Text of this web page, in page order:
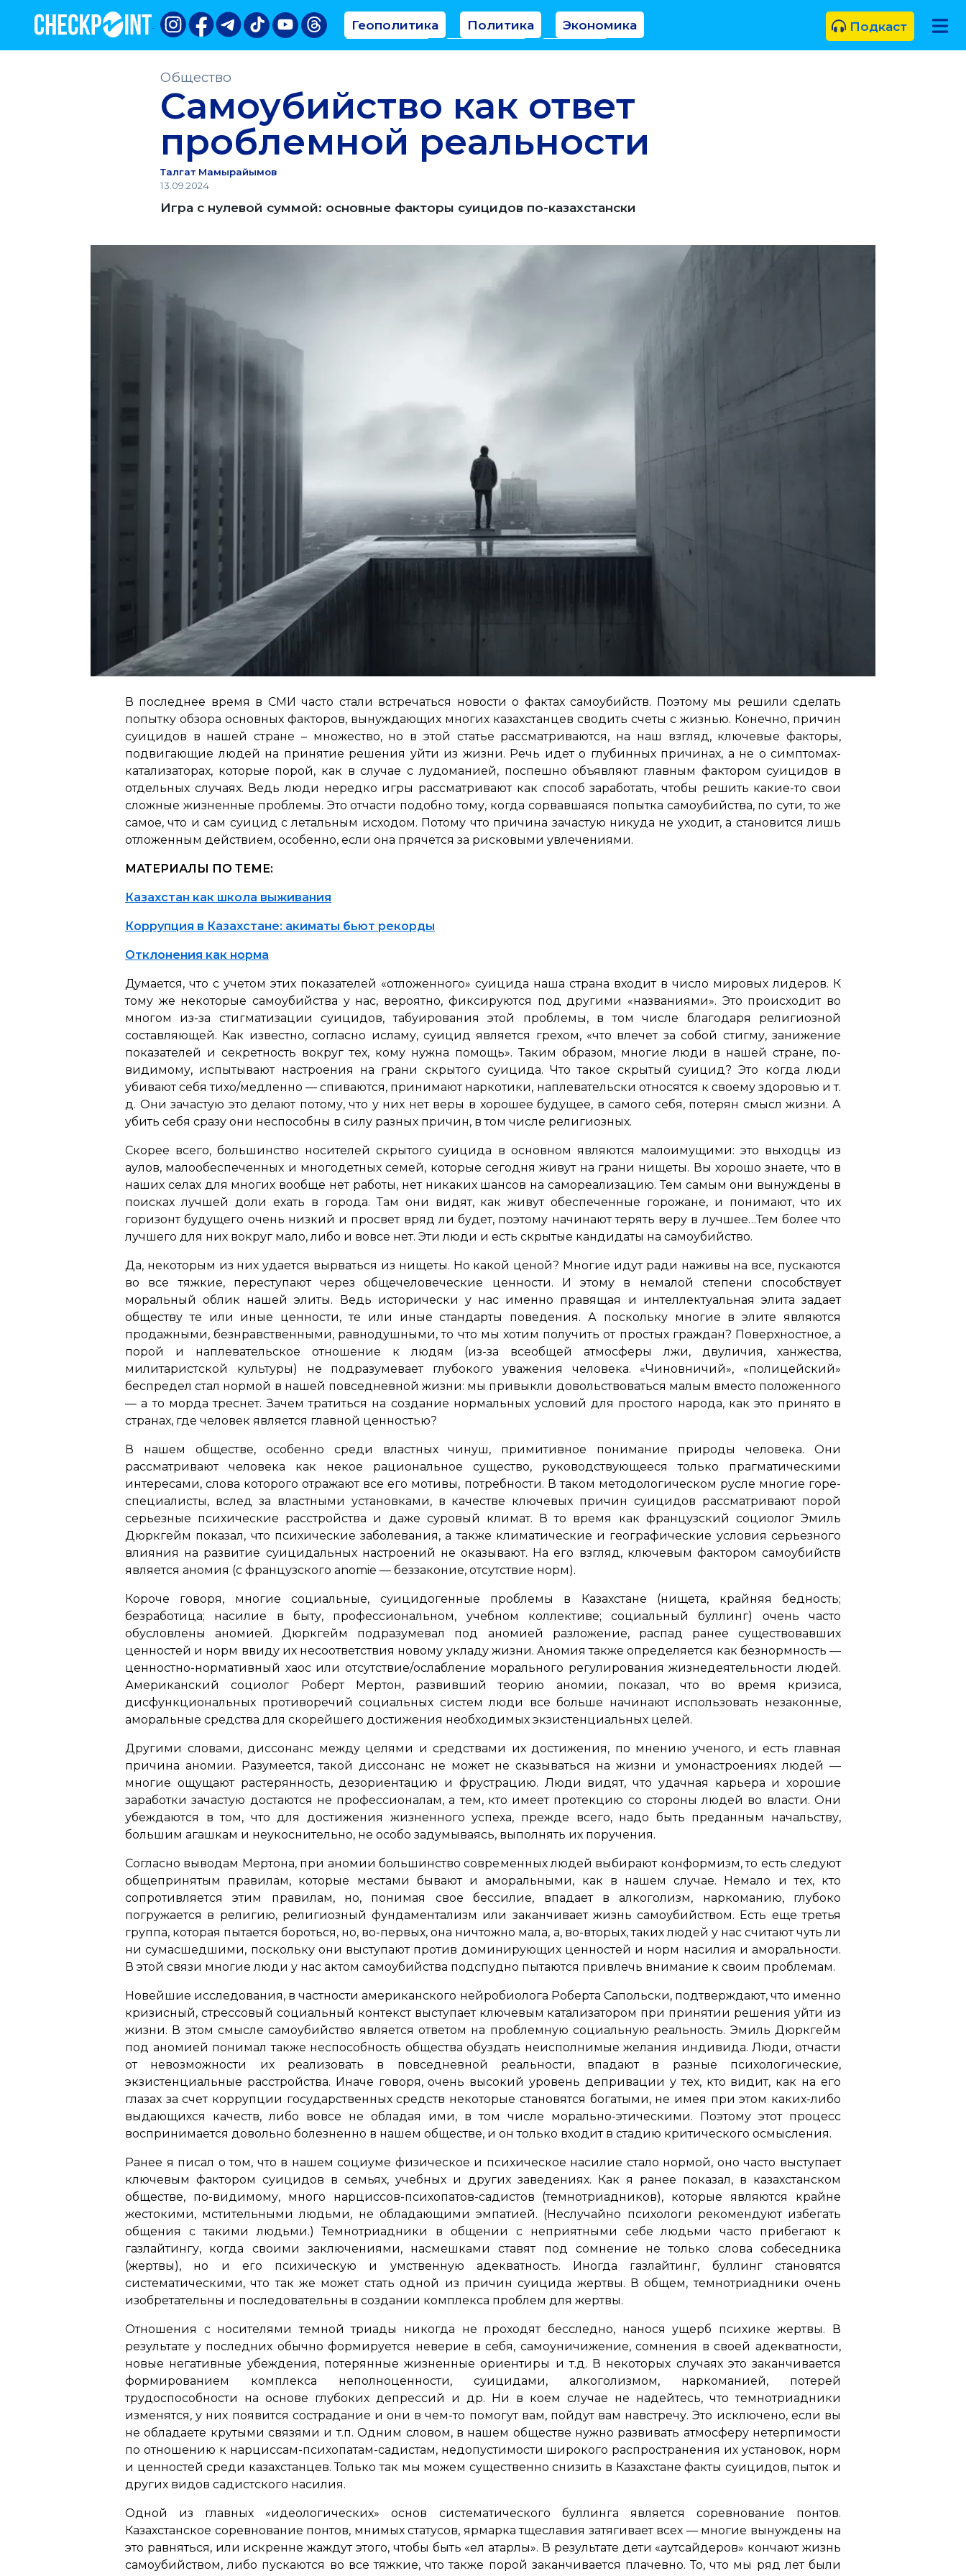
Геополитика Политика
Экономика
Аналитика
Интервью Мнение
Подкаст
Общество
Самоубийство как ответ
проблемной реальности
Талгат Мамырайымов
13.09.2024
Игра с нулевой суммой: основные факторы суицидов по-казахстански
В последнее время в СМИ часто стали встречаться новости о фактах самоубийств. Поэтому мы решили сделать
попытку обзора основных факторов, вынуждающих многих казахстанцев сводить счеты с жизнью. Конечно, причин
суицидов в нашей стране – множество, но в этой статье рассматриваются, на наш взгляд, ключевые факторы,
подвигающие людей на принятие решения уйти из жизни. Речь идет о глубинных причинах, а не о симптомах-
катализаторах, которые порой, как в случае с лудоманией, поспешно объявляют главным фактором суицидов в
отдельных случаях. Ведь люди нередко игры рассматривают как способ заработать, чтобы решить какие-то свои
сложные жизненные проблемы. Это отчасти подобно тому, когда сорвавшаяся попытка самоубийства, по сути, то же
самое, что и сам суицид с летальным исходом. Потому что причина зачастую никуда не уходит, а становится лишь
отложенным действием, особенно, если она прячется за рисковыми увлечениями.
МАТЕРИАЛЫ ПО ТЕМЕ:
Казахстан как школа выживания
Коррупция в Казахстане: акиматы бьют рекорды
Отклонения как норма
Думается, что с учетом этих показателей «отложенного» суицида наша страна входит в число мировых лидеров. К
тому же некоторые самоубийства у нас, вероятно, фиксируются под другими «названиями». Это происходит во
многом из-за стигматизации суицидов, табуирования этой проблемы, в том числе благодаря религиозной
составляющей. Как известно, согласно исламу, суицид является грехом, «что влечет за собой стигму, занижение
показателей и секретность вокруг тех, кому нужна помощь». Таким образом, многие люди в нашей стране, по-
видимому, испытывают настроения на грани скрытого суицида. Что такое скрытый суицид? Это когда люди
убивают себя тихо/медленно — спиваются, принимают наркотики, наплевательски относятся к своему здоровью и т.
д. Они зачастую это делают потому, что у них нет веры в хорошее будущее, в самого себя, потерян смысл жизни. А
убить себя сразу они неспособны в силу разных причин, в том числе религиозных.
Скорее всего, большинство носителей скрытого суицида в основном являются малоимущими: это выходцы из
аулов, малообеспеченных и многодетных семей, которые сегодня живут на грани нищеты. Вы хорошо знаете, что в
наших селах для многих вообще нет работы, нет никаких шансов на самореализацию. Тем самым они вынуждены в
поисках лучшей доли ехать в города. Там они видят, как живут обеспеченные горожане, и понимают, что их
горизонт будущего очень низкий и просвет вряд ли будет, поэтому начинают терять веру в лучшее…Тем более что
лучшего для них вокруг мало, либо и вовсе нет. Эти люди и есть скрытые кандидаты на самоубийство.
Да, некоторым из них удается вырваться из нищеты. Но какой ценой? Многие идут ради наживы на все, пускаются
во все тяжкие, переступают через общечеловеческие ценности. И этому в немалой степени способствует
моральный облик нашей элиты. Ведь исторически у нас именно правящая и интеллектуальная элита задает
обществу те или иные ценности, те или иные стандарты поведения. А поскольку многие в элите являются
продажными, безнравственными, равнодушными, то что мы хотим получить от простых граждан? Поверхностное, а
порой и наплевательское отношение к людям (из-за всеобщей атмосферы лжи, двуличия, ханжества,
милитаристской культуры) не подразумевает глубокого уважения человека. «Чиновничий», «полицейский»
беспредел стал нормой в нашей повседневной жизни: мы привыкли довольствоваться малым вместо положенного
— а то морда треснет. Зачем тратиться на создание нормальных условий для простого народа, как это принято в
странах, где человек является главной ценностью?
В нашем обществе, особенно среди властных чинуш, примитивное понимание природы человека. Они
рассматривают человека как некое рациональное существо, руководствующееся только прагматическими
интересами, слова которого отражают все его мотивы, потребности. В таком методологическом русле многие горе-
специалисты, вслед за властными установками, в качестве ключевых причин суицидов рассматривают порой
серьезные психические расстройства и даже суровый климат. В то время как французский социолог Эмиль
Дюркгейм показал, что психические заболевания, а также климатические и географические условия серьезного
влияния на развитие суицидальных настроений не оказывают. На его взгляд, ключевым фактором самоубийств
является аномия (с французского anomie — беззаконие, отсутствие норм).
Короче говоря, многие социальные, суицидогенные проблемы в Казахстане (нищета, крайняя бедность;
безработица; насилие в быту, профессиональном, учебном коллективе; социальный буллинг) очень часто
обусловлены аномией. Дюркгейм подразумевал под аномией разложение, распад ранее существовавших
ценностей и норм ввиду их несоответствия новому укладу жизни. Аномия также определяется как безнормность —
ценностно-нормативный хаос или отсутствие/ослабление морального регулирования жизнедеятельности людей.
Американский социолог Роберт Мертон, развивший теорию аномии, показал, что во время кризиса,
дисфункциональных противоречий социальных систем люди все больше начинают использовать незаконные,
аморальные средства для скорейшего достижения необходимых экзистенциальных целей.
Другими словами, диссонанс между целями и средствами их достижения, по мнению ученого, и есть главная
причина аномии. Разумеется, такой диссонанс не может не сказываться на жизни и умонастроениях людей —
многие ощущают растерянность, дезориентацию и фрустрацию. Люди видят, что удачная карьера и хорошие
заработки зачастую достаются не профессионалам, а тем, кто имеет протекцию со стороны людей во власти. Они
убеждаются в том, что для достижения жизненного успеха, прежде всего, надо быть преданным начальству,
большим агашкам и неукоснительно, не особо задумываясь, выполнять их поручения.
Согласно выводам Мертона, при аномии большинство современных людей выбирают конформизм, то есть следуют
общепринятым правилам, которые местами бывают и аморальными, как в нашем случае. Немало и тех, кто
сопротивляется этим правилам, но, понимая свое бессилие, впадает в алкоголизм, наркоманию, глубоко
погружается в религию, религиозный фундаментализм или заканчивает жизнь самоубийством. Есть еще третья
группа, которая пытается бороться, но, во-первых, она ничтожно мала, а, во-вторых, таких людей у нас считают чуть ли
ни сумасшедшими, поскольку они выступают против доминирующих ценностей и норм насилия и аморальности.
В этой связи многие люди у нас актом самоубийства подспудно пытаются привлечь внимание к своим проблемам.
Новейшие исследования, в частности американского нейробиолога Роберта Сапольски, подтверждают, что именно
кризисный, стрессовый социальный контекст выступает ключевым катализатором при принятии решения уйти из
жизни. В этом смысле самоубийство является ответом на проблемную социальную реальность. Эмиль Дюркгейм
под аномией понимал также неспособность общества обуздать неисполнимые желания индивида. Люди, отчасти
от невозможности их реализовать в повседневной реальности, впадают в разные психологические,
экзистенциальные расстройства. Иначе говоря, очень высокий уровень депривации у тех, кто видит, как на его
глазах за счет коррупции государственных средств некоторые становятся богатыми, не имея при этом каких-либо
выдающихся качеств, либо вовсе не обладая ими, в том числе морально-этическими. Поэтому этот процесс
воспринимается довольно болезненно в нашем обществе, и он только входит в стадию критического осмысления.
Ранее я писал о том, что в нашем социуме физическое и психическое насилие стало нормой, оно часто выступает
ключевым фактором суицидов в семьях, учебных и других заведениях. Как я ранее показал, в казахстанском
обществе, по-видимому, много нарциссов-психопатов-садистов (темнотриадников), которые являются крайне
жестокими, мстительными людьми, не обладающими эмпатией. (Неслучайно психологи рекомендуют избегать
общения с такими людьми.) Темнотриадники в общении с неприятными себе людьми часто прибегают к
газлайтингу, когда своими заключениями, насмешками ставят под сомнение не только слова собеседника
(жертвы), но и его психическую и умственную адекватность. Иногда газлайтинг, буллинг становятся
систематическими, что так же может стать одной из причин суицида жертвы. В общем, темнотриадники очень
изобретательны и последовательны в создании комплекса проблем для жертвы.
Отношения с носителями темной триады никогда не проходят бесследно, нанося ущерб психике жертвы. В
результате у последних обычно формируется неверие в себя, самоуничижение, сомнения в своей адекватности,
новые негативные убеждения, потерянные жизненные ориентиры и т.д. В некоторых случаях это заканчивается
формированием комплекса неполноценности, суицидами, алкоголизмом, наркоманией, потерей
трудоспособности на основе глубоких депрессий и др. Ни в коем случае не надейтесь, что темнотриадники
изменятся, у них появится сострадание и они в чем-то помогут вам, пойдут вам навстречу. Это исключено, если вы
не обладаете крутыми связями и т.п. Одним словом, в нашем обществе нужно развивать атмосферу нетерпимости
по отношению к нарциссам-психопатам-садистам, недопустимости широкого распространения их установок, норм
и ценностей среди казахстанцев. Только так мы можем существенно снизить в Казахстане факты суицидов, пыток и
других видов садистского насилия.
Одной из главных «идеологических» основ систематического буллинга является соревнование понтов.
Казахстанское соревнование понтов, мнимых статусов, ярмарка тщеславия затягивает всех — многие вынуждены на
это равняться, или искренне жаждут этого, чтобы быть «ел қатарлы». В результате дети «аутсайдеров» кончают жизнь
самоубийством, либо пускаются во все тяжкие, что также порой заканчивается плачевно. То, что мы ряд лет были